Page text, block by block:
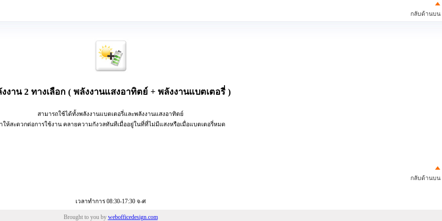
กลับด้านบน
งาน 2 ทางเลือก ( พลังงานแสงอาทิตย์ + พลังงานแบตเตอรี่ )
สามารถใช้ได้ทั้งพลังงานแบตเตอรี่และพลังงานแสงอาทิตย์
ให้สะดวกต่อการใช้งาน คลายความกังวลทันทีเมื่ออยู่ในที่ที่ไม่มีแสงหรือเมื่อแบตเตอรี่หมด
กลับด้านบน
เวลาทำการ 08:30-17:30 จ-ศ
Brought to you by webofficedesign.com